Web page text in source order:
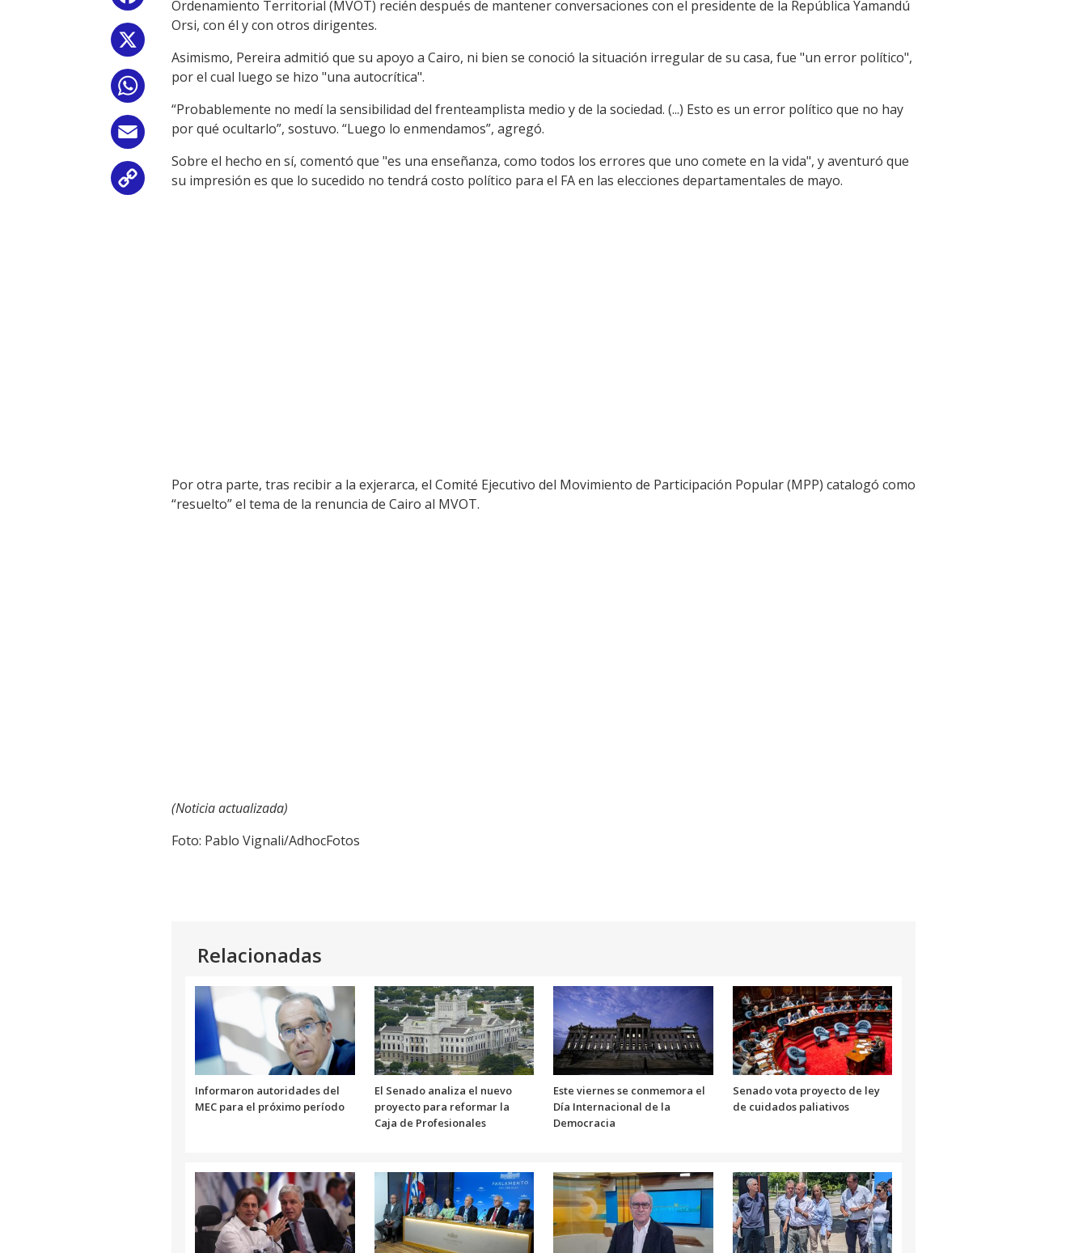
WhatsApp
Email
Copy
Ordenamiento Territorial (MVOT) recién después de mantener conversaciones con el presidente de la República Yamandú
Orsi, con él y con otros dirigentes.
Asimismo, Pereira admitió que su apoyo a Cairo, ni bien se conoció la situación irregular de su casa, fue "un error político",
por el cual luego se hizo "una autocrítica".
“Probablemente no medí la sensibilidad del frenteamplista medio y de la sociedad. (...) Esto es un error político que no hay
por qué ocultarlo”, sostuvo. “Luego lo enmendamos”, agregó.
Sobre el hecho en sí, comentó que "es una enseñanza, como todos los errores que uno comete en la vida", y aventuró que
su impresión es que lo sucedido no tendrá costo político para el FA en las elecciones departamentales de mayo.
Por otra parte, tras recibir a la exjerarca, el Comité Ejecutivo del Movimiento de Participación Popular (MPP) catalogó como
“resuelto” el tema de la renuncia de Cairo al MVOT.
(Noticia actualizada)
Foto: Pablo Vignali/AdhocFotos
Relacionadas
Informaron autoridades del
MEC para el próximo período
El Senado analiza el nuevo
proyecto para reformar la
Caja de Profesionales
Este viernes se conmemora el
Día Internacional de la
Democracia
Senado vota proyecto de ley
de cuidados paliativos